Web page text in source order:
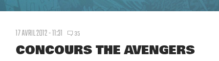
17 AVRIL 2012 - 11:31 35
CONCOURS THE AVENGERS